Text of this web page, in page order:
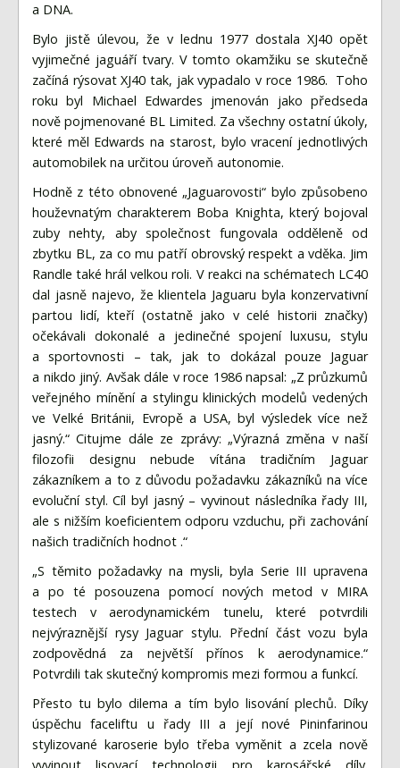
a DNA.
Bylo jistě úlevou, že v lednu 1977 dostala XJ40 opět
vyjimečné jaguáří tvary. V tomto okamžiku se skutečně
začíná rýsovat XJ40 tak, jak vypadalo v roce 1986. Toho
roku byl Michael Edwardes jmenován jako předseda
nově pojmenované BL Limited. Za všechny ostatní úkoly,
které měl Edwards na starost, bylo vracení jednotlivých
automobilek na určitou úroveň autonomie.
Hodně z této obnovené „Jaguarovosti“ bylo způsobeno
houževnatým charakterem Boba Knighta, který bojoval
zuby nehty, aby společnost fungovala odděleně od
zbytku BL, za co mu patří obrovský respekt a vděka. Jim
Randle také hrál velkou roli. V reakci na schématech LC40
dal jasně najevo, že klientela Jaguaru byla konzervativní
partou lidí, kteří (ostatně jako v celé historii značky)
očekávali dokonalé a jedinečné spojení luxusu, stylu
a sportovnosti – tak, jak to dokázal pouze Jaguar
a nikdo jiný. Avšak dále v roce 1986 napsal: „Z průzkumů
veřejného mínění a stylingu klinických modelů vedených
ve Velké Británii, Evropě a USA, byl výsledek více než
jasný.“ Citujme dále ze zprávy: „Výrazná změna v naší
filozofii designu nebude vítána tradičním Jaguar
zákazníkem a to z důvodu požadavku zákazníků na více
evoluční styl. Cíl byl jasný – vyvinout následníka řady III,
ale s nižším koeficientem odporu vzduchu, při zachování
našich tradičních hodnot .“
„S těmito požadavky na mysli, byla Serie III upravena
a po té posouzena pomocí nových metod v MIRA
testech v aerodynamickém tunelu, které potvrdili
nejvýraznější rysy Jaguar stylu. Přední část vozu byla
zodpovědná za největší přínos k aerodynamice.“
Potvrdili tak skutečný kompromis mezi formou a funkcí.
Přesto tu bylo dilema a tím bylo lisování plechů. Díky
úspěchu faceliftu u řady III a její nové Pininfarinou
stylizované karoserie bylo třeba vyměnit a zcela nově